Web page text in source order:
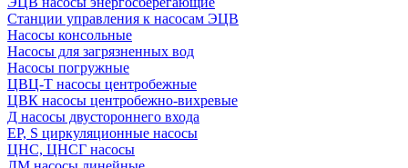
Станции управления к насосам ЭЦВ
Насосы консольные
Насосы для загрязненных вод
Насосы погружные
ЦВЦ-Т насосы центробежные
ЦВК насосы центробежно-вихревые
Д насосы двустороннего входа
EP, S циркуляционные насосы
ЦНС, ЦНСГ насосы